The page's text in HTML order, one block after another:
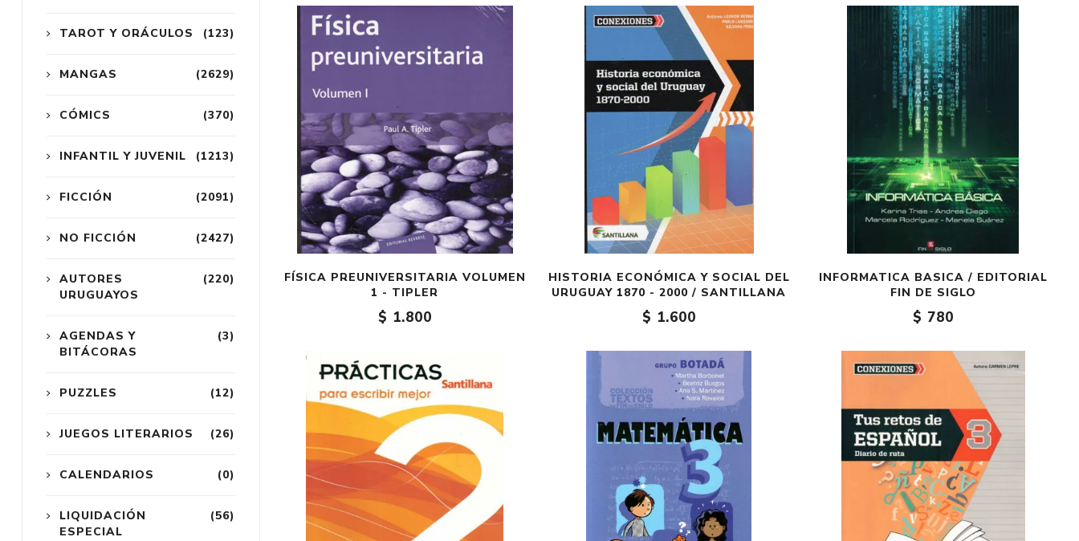
Crónica
Negocios
Ingenio
Ensayo
Ver todo
FÍSICA PREUNIVERSITARIA VOLUMEN
1 - TIPLER
$ 1.800
HISTORIA ECONÓMICA Y SOCIAL DEL
URUGUAY 1870 - 2000 / SANTILLANA
$ 1.600
INFORMATICA BASICA / EDITORIAL
FIN DE SIGLO
$ 780
(123)
TAROT Y ORÁCULOS
(2629)
MANGAS
(370)
CÓMICS
(1213)
INFANTIL Y JUVENIL
(2091)
FICCIÓN
(2427)
NO FICCIÓN
(220)
AUTORES
URUGUAYOS
(3)
AGENDAS Y
BITÁCORAS
(12)
PUZZLES
(26)
JUEGOS LITERARIOS
(0)
CALENDARIOS
(56)
LIQUIDACIÓN
ESPECIAL